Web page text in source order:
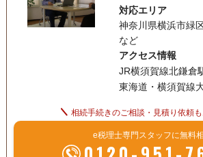
を超える経験を、あなたの味方に」をモ
性、正確性、迅速性、そして親切さ」を
それ故弊所が提供するサービスはお客様
不可欠なものであり、常にお客様の成功
対応エリア
神奈川県横浜市緑
など
アクセス情報
JR横須賀線北鎌倉
東海道・横須賀線
相続手続きのご相談・見積り依頼
e税理士専門スタッフに無料